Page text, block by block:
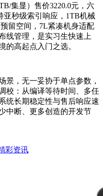
集显）售价3220.0元，六
亚秒级索引响应，1TB机械
留空间，7L紧凑机身适配
线管理，是实习生快速上
的高起点入门之选。
景，无一妥协于单点参数，
校：从编译等待时间、多任
统长期稳定性与售后响应速
中断、更多创造的开发节
彩资讯